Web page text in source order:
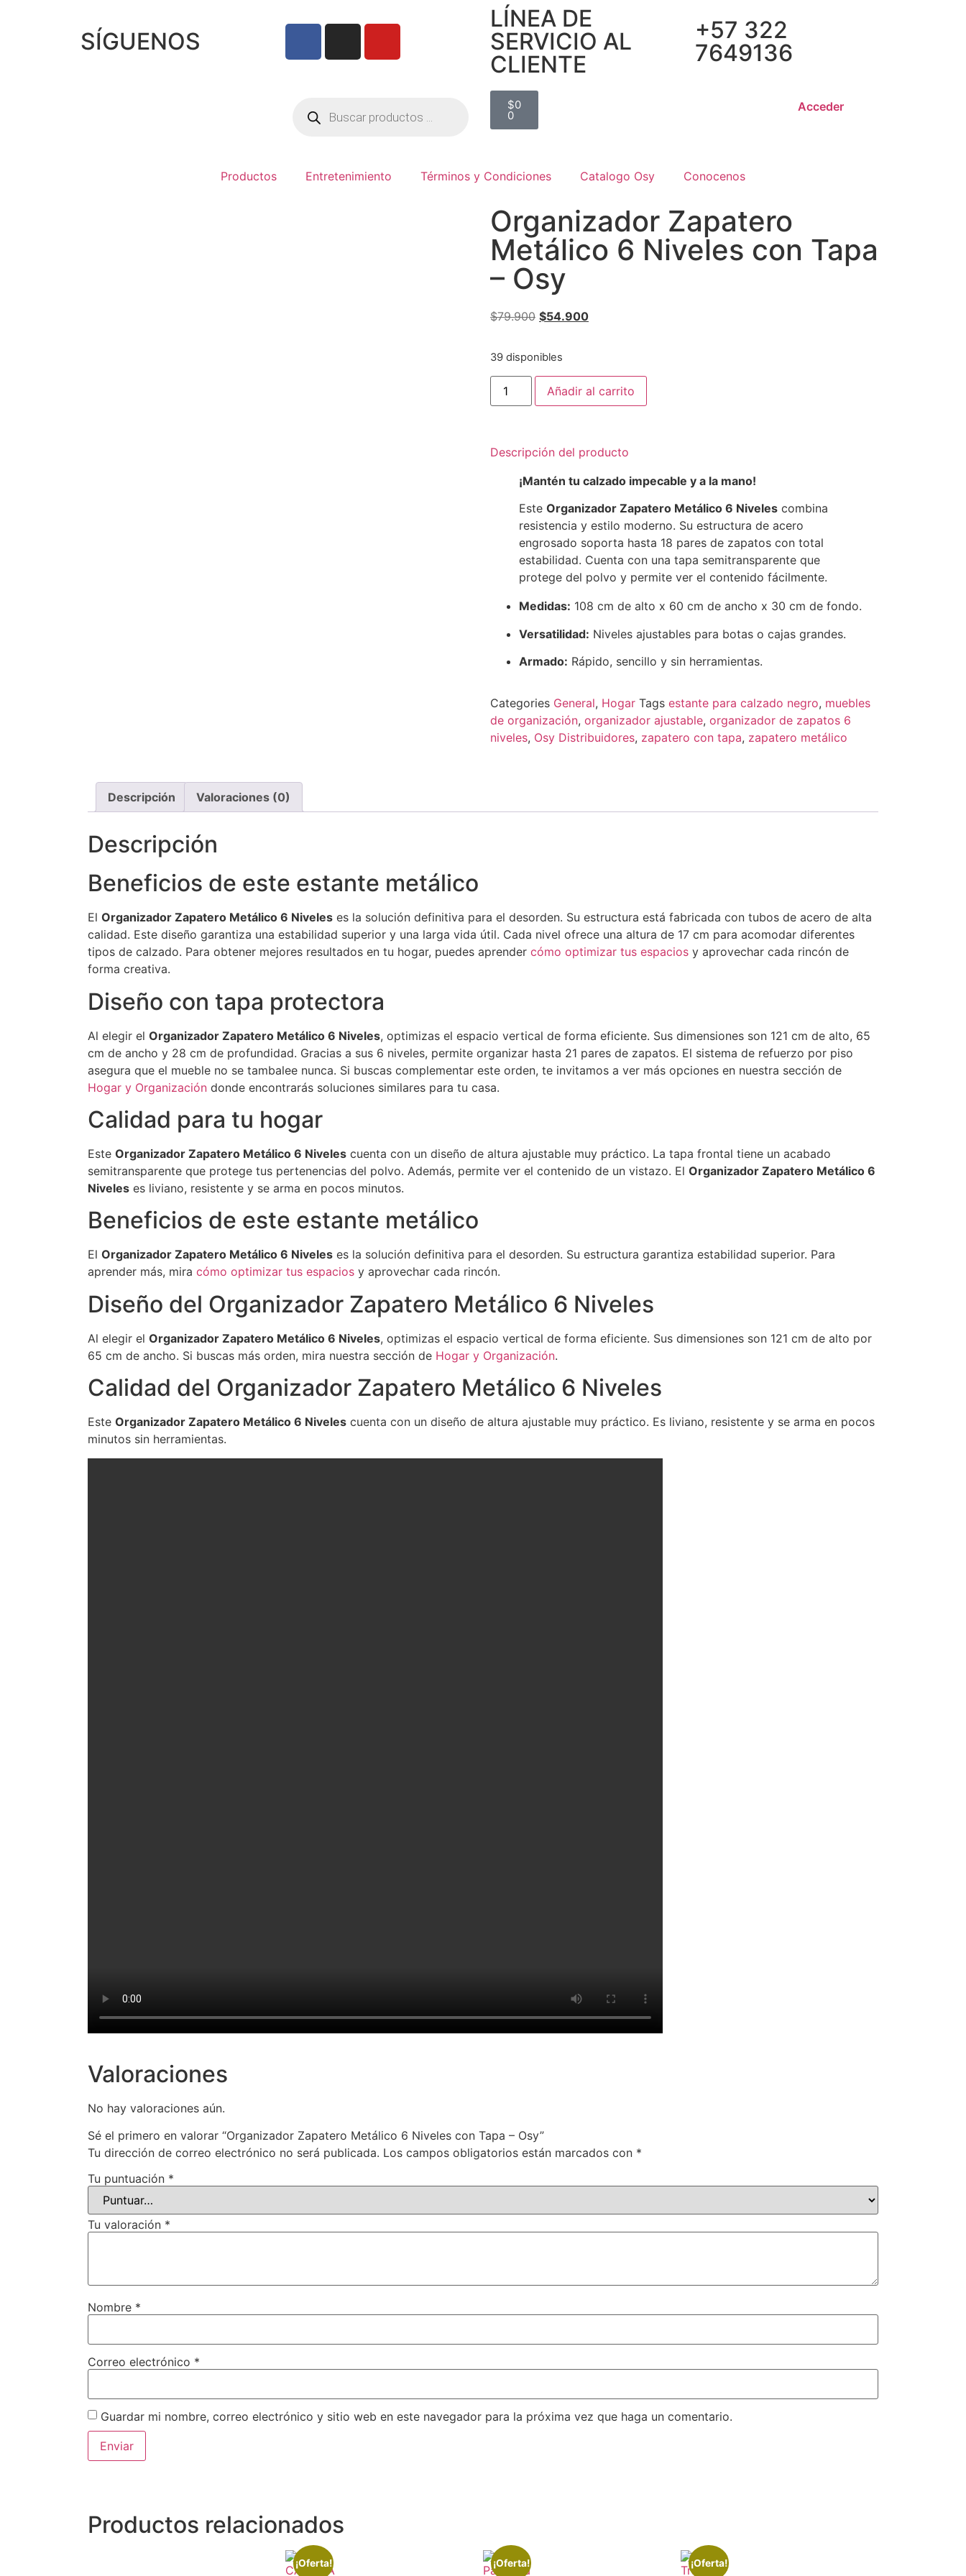
SÍGUENOS
LÍNEA DE
SERVICIO AL
CLIENTE
+57 322
7649136
$0
0
Acceder
Productos Entretenimiento Términos y Condiciones Catalogo Osy Conocenos
Organizador Zapatero
Metálico 6 Niveles con Tapa
– Osy
$79.900 $54.900
39 disponibles
Añadir al carrito
Descripción del producto
¡Mantén tu calzado impecable y a la mano!
Este Organizador Zapatero Metálico 6 Niveles combina
resistencia y estilo moderno. Su estructura de acero
engrosado soporta hasta 18 pares de zapatos con total
estabilidad. Cuenta con una tapa semitransparente que
protege del polvo y permite ver el contenido fácilmente.
Medidas: 108 cm de alto x 60 cm de ancho x 30 cm de fondo.
Versatilidad: Niveles ajustables para botas o cajas grandes.
Armado: Rápido, sencillo y sin herramientas.
Categories General, Hogar Tags estante para calzado negro, muebles
de organización, organizador ajustable, organizador de zapatos 6
niveles, Osy Distribuidores, zapatero con tapa, zapatero metálico
Descripción Valoraciones (0)
Descripción
Beneficios de este estante metálico
El Organizador Zapatero Metálico 6 Niveles es la solución definitiva para el desorden. Su estructura está fabricada con tubos de acero de alta
calidad. Este diseño garantiza una estabilidad superior y una larga vida útil. Cada nivel ofrece una altura de 17 cm para acomodar diferentes
tipos de calzado. Para obtener mejores resultados en tu hogar, puedes aprender cómo optimizar tus espacios y aprovechar cada rincón de
forma creativa.
Diseño con tapa protectora
Al elegir el Organizador Zapatero Metálico 6 Niveles, optimizas el espacio vertical de forma eficiente. Sus dimensiones son 121 cm de alto, 65
cm de ancho y 28 cm de profundidad. Gracias a sus 6 niveles, permite organizar hasta 21 pares de zapatos. El sistema de refuerzo por piso
asegura que el mueble no se tambalee nunca. Si buscas complementar este orden, te invitamos a ver más opciones en nuestra sección de
Hogar y Organización donde encontrarás soluciones similares para tu casa.
Calidad para tu hogar
Este Organizador Zapatero Metálico 6 Niveles cuenta con un diseño de altura ajustable muy práctico. La tapa frontal tiene un acabado
semitransparente que protege tus pertenencias del polvo. Además, permite ver el contenido de un vistazo. El Organizador Zapatero Metálico 6
Niveles es liviano, resistente y se arma en pocos minutos.
Beneficios de este estante metálico
El Organizador Zapatero Metálico 6 Niveles es la solución definitiva para el desorden. Su estructura garantiza estabilidad superior. Para
aprender más, mira cómo optimizar tus espacios y aprovechar cada rincón.
Diseño del Organizador Zapatero Metálico 6 Niveles
Al elegir el Organizador Zapatero Metálico 6 Niveles, optimizas el espacio vertical de forma eficiente. Sus dimensiones son 121 cm de alto por
65 cm de ancho. Si buscas más orden, mira nuestra sección de Hogar y Organización.
Calidad del Organizador Zapatero Metálico 6 Niveles
Este Organizador Zapatero Metálico 6 Niveles cuenta con un diseño de altura ajustable muy práctico. Es liviano, resistente y se arma en pocos
minutos sin herramientas.
Valoraciones
No hay valoraciones aún.
Sé el primero en valorar “Organizador Zapatero Metálico 6 Niveles con Tapa – Osy”
Tu dirección de correo electrónico no será publicada. Los campos obligatorios están marcados con *
Tu puntuación *
Tu valoración *
Nombre *
Correo electrónico *
Guardar mi nombre, correo electrónico y sitio web en este navegador para la próxima vez que haga un comentario.
Productos relacionados
¡Oferta! ¡Oferta! ¡Oferta!